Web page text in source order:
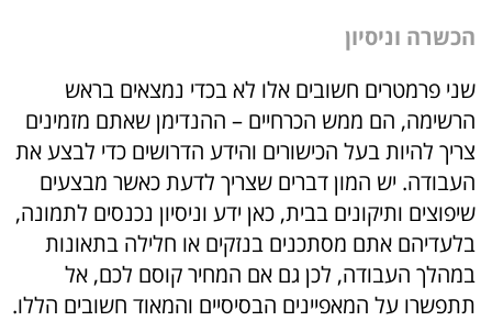
הכשרה וניסיון
שני פרמטרים חשובים אלו לא בכדי נמצאים בראש
הרשימה, הם ממש הכרחיים – ההנדימן שאתם מזמינים
צריך להיות בעל הכישורים והידע הדרושים כדי לבצע את
העבודה. יש המון דברים שצריך לדעת כאשר מבצעים
שיפוצים ותיקונים בבית, כאן ידע וניסיון נכנסים לתמונה,
בלעדיהם אתם מסתכנים בנזקים או חלילה בתאונות
במהלך העבודה, לכן גם אם המחיר קוסם לכם, אל
תתפשרו על המאפיינים הבסיסיים והמאוד חשובים הללו.